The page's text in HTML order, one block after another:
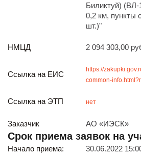
ул. Рабочая, 22
office@enplus-td.ru
Режим работы (UTC+8)
ПОДПИШИТЕСЬ НА
И бесплатно получайте
Биликтуй)
0,2 км, пункты
шт.)"
НМЦД 2 094 303,00
Ссылка на ЕИС
https://
common-
Ссылка на ЭТП нет
Заказчик АО «ИЭСК»
Срок приема заявок на
Начало приема: 30.06.2022